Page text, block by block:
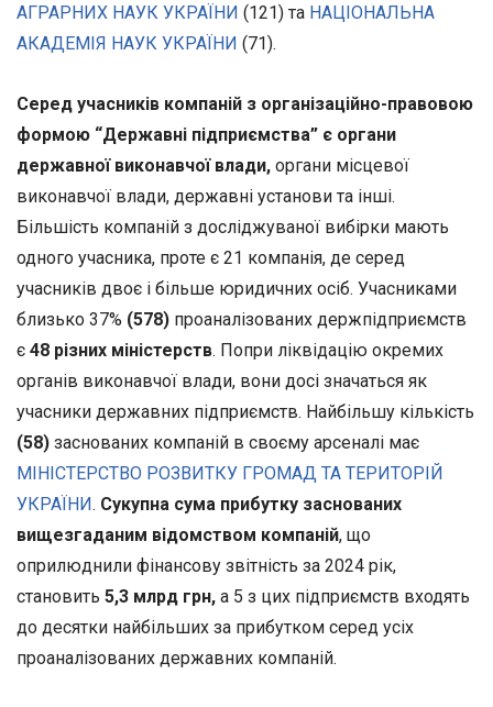
АГРАРНИХ НАУК УКРАЇНИ (121) та НАЦІОНАЛЬНА
АКАДЕМІЯ НАУК УКРАЇНИ (71).
Серед учасників компаній з організаційно-правовою
формою “Державні підприємства” є органи
державної виконавчої влади, органи місцевої
виконавчої влади, державні установи та інші.
Більшість компаній з досліджуваної вибірки мають
одного учасника, проте є 21 компанія, де серед
учасників двоє і більше юридичних осіб. Учасниками
близько 37% (578) проаналізованих держпідприємств
є 48 різних міністерств. Попри ліквідацію окремих
органів виконавчої влади, вони досі значаться як
учасники державних підприємств. Найбільшу кількість
(58) заснованих компаній в своєму арсеналі має
МІНІСТЕРСТВО РОЗВИТКУ ГРОМАД ТА ТЕРИТОРІЙ
УКРАЇНИ. Сукупна сума прибутку заснованих
вищезгаданим відомством компаній, що
оприлюднили фінансову звітність за 2024 рік,
становить 5,3 млрд грн, а 5 з цих підприємств входять
до десятки найбільших за прибутком серед усіх
проаналізованих державних компаній.